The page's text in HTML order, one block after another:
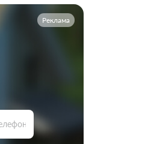
Реклама